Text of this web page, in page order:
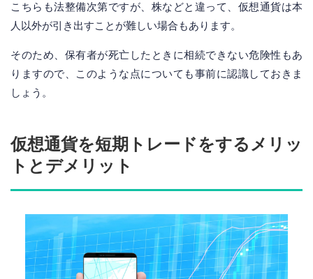
こちらも法整備次第ですが、株などと違って、仮想通貨は本
人以外が引き出すことが難しい場合もあります。
そのため、保有者が死亡したときに相続できない危険性もあ
りますので、このような点についても事前に認識しておきま
しょう。
仮想通貨を短期トレードをするメリッ
トとデメリット